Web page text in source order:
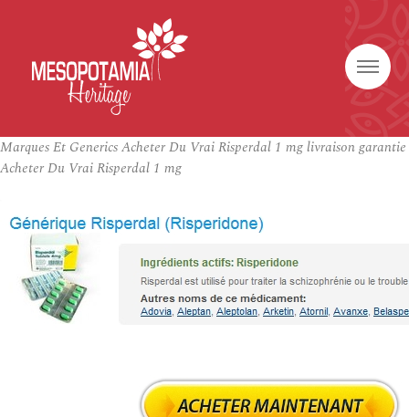
Marques Et Generics Acheter Du Vrai Risperdal 1 mg livraison garantie
Acheter Du Vrai Risperdal 1 mg